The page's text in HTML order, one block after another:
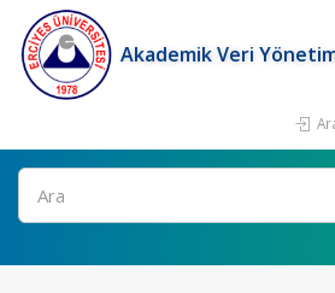
Akademik Veri
Ara